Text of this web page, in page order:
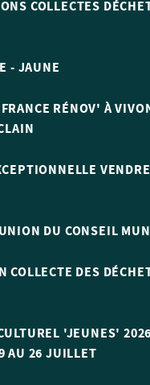
COLLECTES
- JAUNE
RÉNOV' À
DU CONSEIL
DES
'JEUNES'
AU 26 JUILLET